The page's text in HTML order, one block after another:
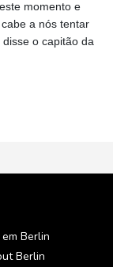
momento e
a nós tentar
o capitão da
Berlin
Berlin